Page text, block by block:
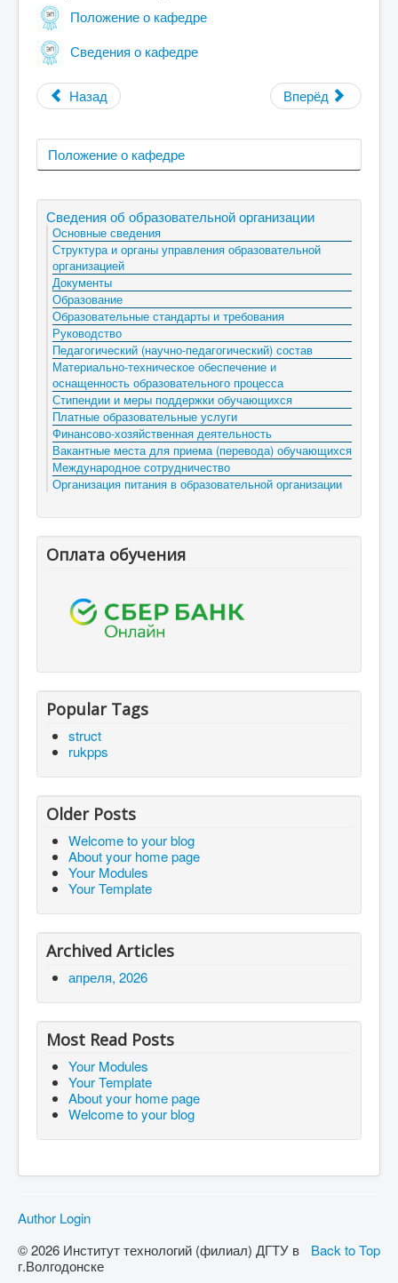
Положение о кафедре
Сведения о кафедре
Назад Вперёд
Положение о кафедре
Сведения об образовательной организации
Основные сведения
Структура и органы управления образовательной
организацией
Документы
Образование
Образовательные стандарты и требования
Руководство
Педагогический (научно-педагогический) состав
Материально-техническое обеспечение и
оснащенность образовательного процесса
Стипендии и меры поддержки обучающихся
Платные образовательные услуги
Финансово-хозяйственная деятельность
Вакантные места для приема (перевода) обучающихся
Международное сотрудничество
Организация питания в образовательной организации
Оплата обучения
Popular Tags
struct
rukpps
Older Posts
Welcome to your blog
About your home page
Your Modules
Your Template
Archived Articles
апреля, 2026
Most Read Posts
Your Modules
Your Template
About your home page
Welcome to your blog
Author Login
Back to Top
© 2026 Институт технологий (филиал) ДГТУ в
г.Волгодонске